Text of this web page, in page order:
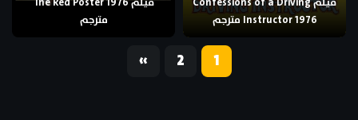
Instructor 1976 مترجم
مترجم
1
2
«